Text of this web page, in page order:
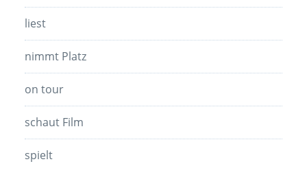
liest
nimmt Platz
on tour
schaut Film
spielt